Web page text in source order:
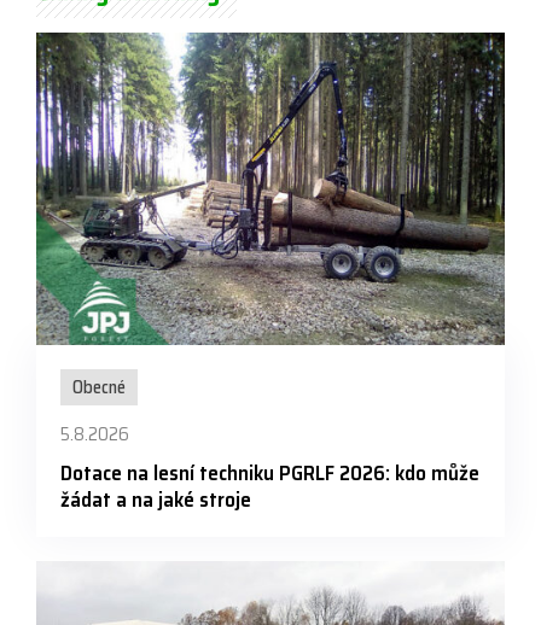
Obecné
5.8.2026
Dotace na lesní techniku PGRLF 2026: kdo může
žádat a na jaké stroje